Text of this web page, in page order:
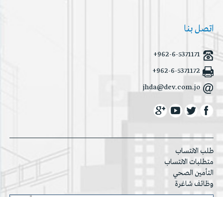
اتصل بنا
+962-6-5371171
+962-6-5371172
jhda@dev.com.jo
طلب الانتساب
متطلبات الانتساب
التأمين الصحي
وظائف شاغرة